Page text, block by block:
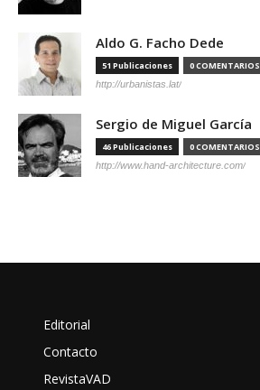
Aldo G. Facho Dede
51 Publicaciones 0 COMENTARIOS
http://urbanistas.lat/
Sergio de Miguel García
46 Publicaciones 0 COMENTARIOS
http://www.hand-architecture.com/
Editorial
Contacto
RevistaVAD